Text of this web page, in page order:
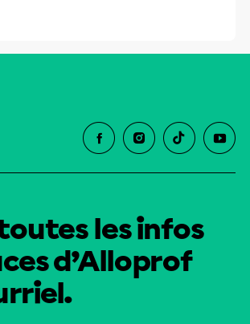
les infos
d’Alloprof